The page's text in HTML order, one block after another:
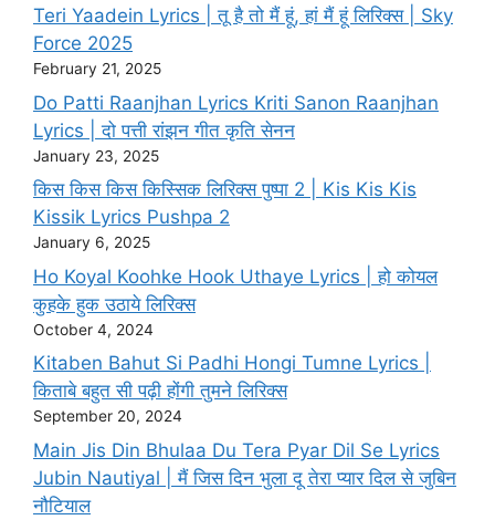
Teri Yaadein Lyrics | तू है तो मैं हूं, हां मैं हूं लिरिक्स | Sky
Force 2025
February 21, 2025
Do Patti Raanjhan Lyrics Kriti Sanon Raanjhan
Lyrics | दो पत्ती रांझन गीत कृति सेनन
January 23, 2025
किस किस किस किस्सिक लिरिक्स पुष्पा 2 | Kis Kis Kis
Kissik Lyrics Pushpa 2
January 6, 2025
Ho Koyal Koohke Hook Uthaye Lyrics | हो कोयल
कुहके हुक उठाये लिरिक्स
October 4, 2024
Kitaben Bahut Si Padhi Hongi Tumne Lyrics |
किताबे बहुत सी पढ़ी होंगी तुमने लिरिक्स
September 20, 2024
Main Jis Din Bhulaa Du Tera Pyar Dil Se Lyrics
Jubin Nautiyal | मैं जिस दिन भुला दू तेरा प्यार दिल से जुबिन
नौटियाल